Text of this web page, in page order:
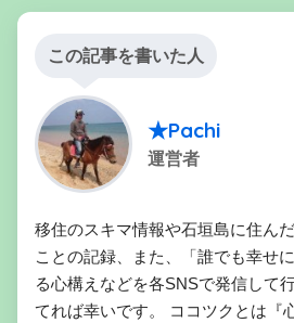
この記事を書いた人
★Pachi
運営者
移住のスキマ情報や石垣島に住ん
ことの記録、また、「誰でも幸せ
る心構えなどを各SNSで発信して
てれば幸いです。 ココツクとは『